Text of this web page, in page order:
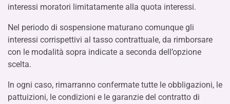
interessi moratori limitatamente alla quota interessi.
Nel periodo di sospensione maturano comunque gli
interessi corrispettivi al tasso contrattuale, da rimborsare
con le modalità sopra indicate a seconda dell’opzione
scelta.
In ogni caso, rimarranno confermate tutte le obbligazioni, le
pattuizioni, le condizioni e le garanzie del contratto di